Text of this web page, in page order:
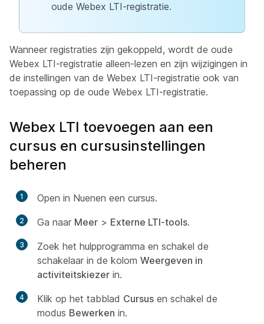
oude Webex LTI-registratie.
Wanneer registraties zijn gekoppeld, wordt de oude
Webex LTI-registratie alleen-lezen en zijn wijzigingen in
de instellingen van de Webex LTI-registratie ook van
toepassing op de oude Webex LTI-registratie.
Webex LTI toevoegen aan een
cursus en cursusinstellingen
beheren
1 Open in Nuenen een cursus.
2 Ga naar Meer > Externe LTI-tools.
3
Zoek het hulpprogramma en schakel de
schakelaar in de kolom Weergeven in
activiteitskiezer in.
4 Klik op het tabblad Cursus en schakel de
modus Bewerken in.